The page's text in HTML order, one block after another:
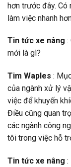
hơn trước đây. Có
làm việc nhanh
Tin tức xe nâng :
mới là gì?
Tim Waples :
của ngành xử lý
việc để khuyến
Điều cũng quan
các ngành công
tôi trong việc hỗ
Tin tức xe nâng :